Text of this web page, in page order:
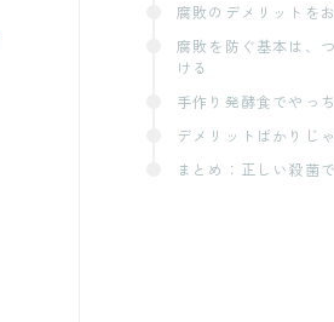
腐敗のデメリットを
腐敗を防ぐ基本は、
ける
手作り発酵食でやっ
デメリットばかりじ
まとめ：正しい殺菌